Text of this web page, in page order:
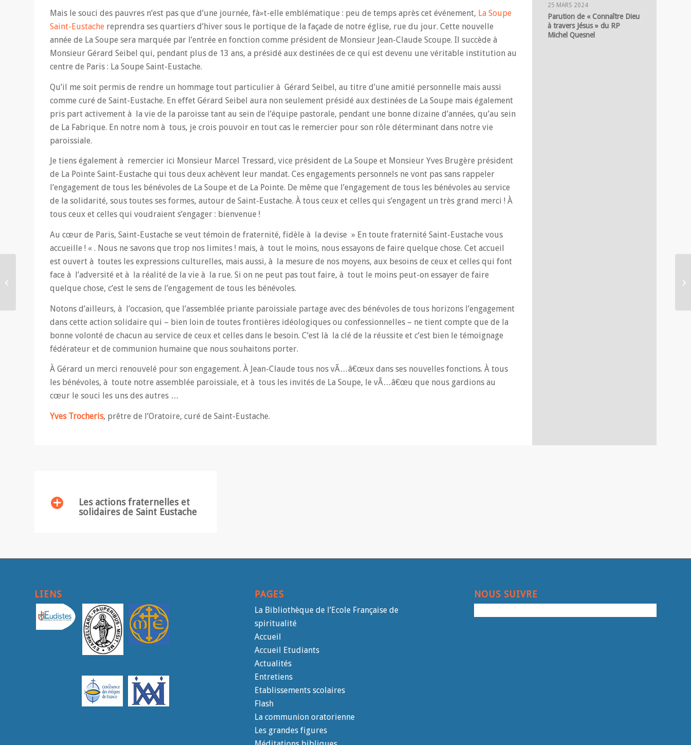
Mais le souci des pauvres n’est pas que d’une journée, fà»t-elle emblématique : peu de temps après cet événement, La Soupe
Saint-Eustache reprendra ses quartiers d’hiver sous le portique de la façade de notre église, rue du jour. Cette nouvelle
année de La Soupe sera marquée par l’entrée en fonction comme président de Monsieur Jean-Claude Scoupe. Il succède à
Monsieur Gérard Seibel qui, pendant plus de 13 ans, a présidé aux destinées de ce qui est devenu une véritable institution au
centre de Paris : La Soupe Saint-Eustache.
Qu’il me soit permis de rendre un hommage tout particulier à Gérard Seibel, au titre d’une amitié personnelle mais aussi
comme curé de Saint-Eustache. En effet Gérard Seibel aura non seulement présidé aux destinées de La Soupe mais également
pris part activement à la vie de la paroisse tant au sein de l’équipe pastorale, pendant une bonne dizaine d’années, qu’au sein
de La Fabrique. En notre nom à tous, je crois pouvoir en tout cas le remercier pour son rôle déterminant dans notre vie
paroissiale.
Je tiens également à remercier ici Monsieur Marcel Tressard, vice président de La Soupe et Monsieur Yves Brugère président
de La Pointe Saint-Eustache qui tous deux achèvent leur mandat. Ces engagements personnels ne vont pas sans rappeler
l’engagement de tous les bénévoles de La Soupe et de La Pointe. De même que l’engagement de tous les bénévoles au service
de la solidarité, sous toutes ses formes, autour de Saint-Eustache. À tous ceux et celles qui s’engagent un très grand merci ! À
tous ceux et celles qui voudraient s’engager : bienvenue !
Au cœur de Paris, Saint-Eustache se veut témoin de fraternité, fidèle à la devise » En toute fraternité Saint-Eustache vous
accueille ! « . Nous ne savons que trop nos limites ! mais, à tout le moins, nous essayons de faire quelque chose. Cet accueil
est ouvert à toutes les expressions culturelles, mais aussi, à la mesure de nos moyens, aux besoins de ceux et celles qui font
face à l’adversité et à la réalité de la vie à la rue. Si on ne peut pas tout faire, à tout le moins peut-on essayer de faire
quelque chose, c’est le sens de l’engagement de tous les bénévoles.
Notons d’ailleurs, à l’occasion, que l’assemblée priante paroissiale partage avec des bénévoles de tous horizons l’engagement
dans cette action solidaire qui – bien loin de toutes frontières idéologiques ou confessionnelles – ne tient compte que de la
bonne volonté de chacun au service de ceux et celles dans le besoin. C’est là la clé de la réussite et c’est bien le témoignage
fédérateur et de communion humaine que nous souhaitons porter.
À Gérard un merci renouvelé pour son engagement. À Jean-Claude tous nos vÃ…â€œux dans ses nouvelles fonctions. À tous
les bénévoles, à toute notre assemblée paroissiale, et à tous les invités de La Soupe, le vÃ…â€œu que nous gardions au
cœur le souci les uns des autres …
Yves Trocheris, prêtre de l’Oratoire, curé de Saint-Eustache.
25 MARS 2024
Parution de « Connaître Dieu
à travers Jésus » du RP
Michel Quesnel
Les actions fraternelles et
solidaires de Saint Eustache
LIENS PAGES
La Bibliothèque de l’Ecole Française de
spiritualité
Accueil
Accueil Etudiants
Actualités
Entretiens
Etablissements scolaires
Flash
La communion oratorienne
Les grandes figures
NOUS SUIVRE
Des Oratoriens
Carpentier (31.10.2018)